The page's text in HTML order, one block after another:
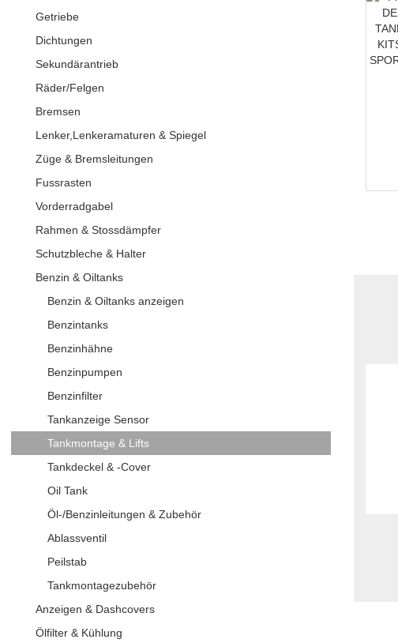
Getriebe
Dichtungen
Sekundärantrieb
Räder/Felgen
Bremsen
Lenker,Lenkeramaturen & Spiegel
Züge & Bremsleitungen
Fussrasten
Vorderradgabel
Rahmen & Stossdämpfer
Schutzbleche & Halter
Benzin & Oiltanks
Benzin & Oiltanks anzeigen
Benzintanks
Benzinhähne
Benzinpumpen
Benzinfilter
Tankanzeige Sensor
Tankmontage & Lifts
Tankdeckel & -Cover
Oil Tank
Öl-/Benzinleitungen & Zubehör
Ablassventil
Peilstab
Tankmontagezubehör
Anzeigen & Dashcovers
Ölfilter & Kühlung